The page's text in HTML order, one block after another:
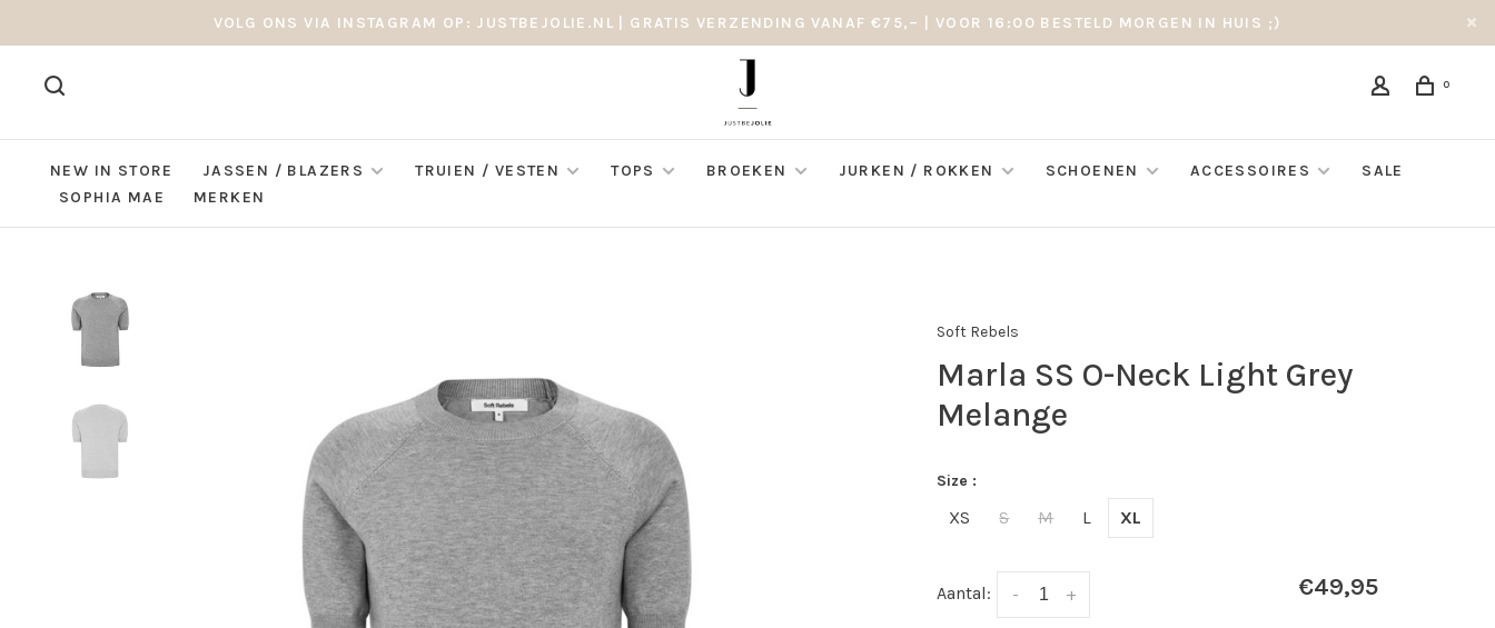
VOLG ONS VIA INSTAGRAM OP: JUSTBEJOLIE.NL | GRATIS VERZENDING VANAF €75,– | VOOR 16:00 BESTELD MORGEN IN HUIS ;)
0
NEW IN STORE JASSEN / BLAZERS TRUIEN / VESTEN TOPS BROEKEN JURKEN / ROKKEN SCHOENEN ACCESSOIRES
SALE
SOPHIA MAE
MERKEN
Soft Rebels
Marla SS O-Neck Light Grey
Melange
Size :
XS S M L XL
Aantal: +
- €49,95